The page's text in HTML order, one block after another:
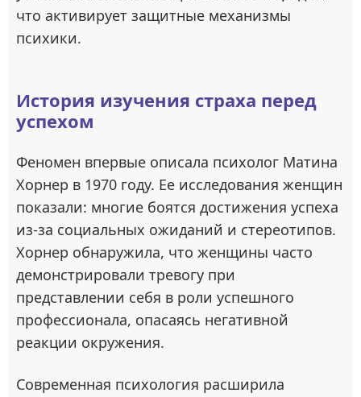
что активирует защитные механизмы
психики.
История изучения страха перед
успехом
Феномен впервые описала психолог Матина
Хорнер в 1970 году. Ее исследования женщин
показали: многие боятся достижения успеха
из-за социальных ожиданий и стереотипов.
Хорнер обнаружила, что женщины часто
демонстрировали тревогу при
представлении себя в роли успешного
профессионала, опасаясь негативной
реакции окружения.
Современная психология расширила